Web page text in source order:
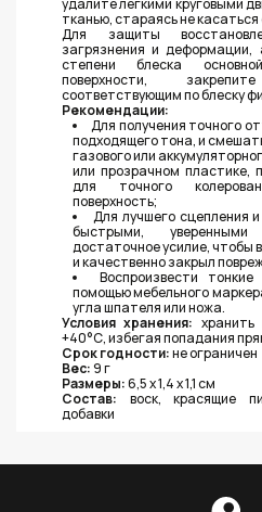
удалите легкими круговыми
тканью, стараясь не
Для защиты
загрязнения и
степени блеска
поверхности,
соответствующим по блеску
Рекомендации:
Для получения точного
подходящего тона, и
газового или
или прозрачном пластике,
для точного
поверхность;
Для лучшего сцепления
быстрыми,
достаточное усилие, чтобы
и качественно закрыл
Воспроизвести
помощью мебельного
угла шпателя или ножа.
Условия хранения:
+40°С, избегая попадания
Срок годности:не ограничен
Вес:9 г
Размеры:6,5 х 1,4 х 1,1 см
Состав: воск, красящие
добавки